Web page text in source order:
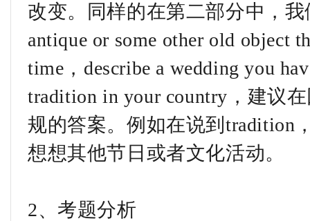
改变。同样的在第二部分中，
antique or some other old object
time，describe a wedding you
tradition in your country，建议
规的答案。例如在说到tradition
想想其他节日或者文化活动。
2、考题分析